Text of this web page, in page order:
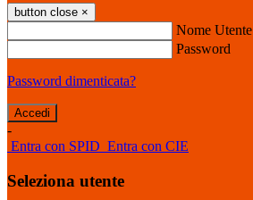
button close ×
Nome Utente
Password
Password dimenticata?
-
Entra con SPID Entra con CIE
Seleziona utente